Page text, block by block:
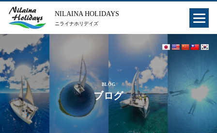
NILAINA HOLIDAYS
ニライナホリデイズ
BLOG
ブログ